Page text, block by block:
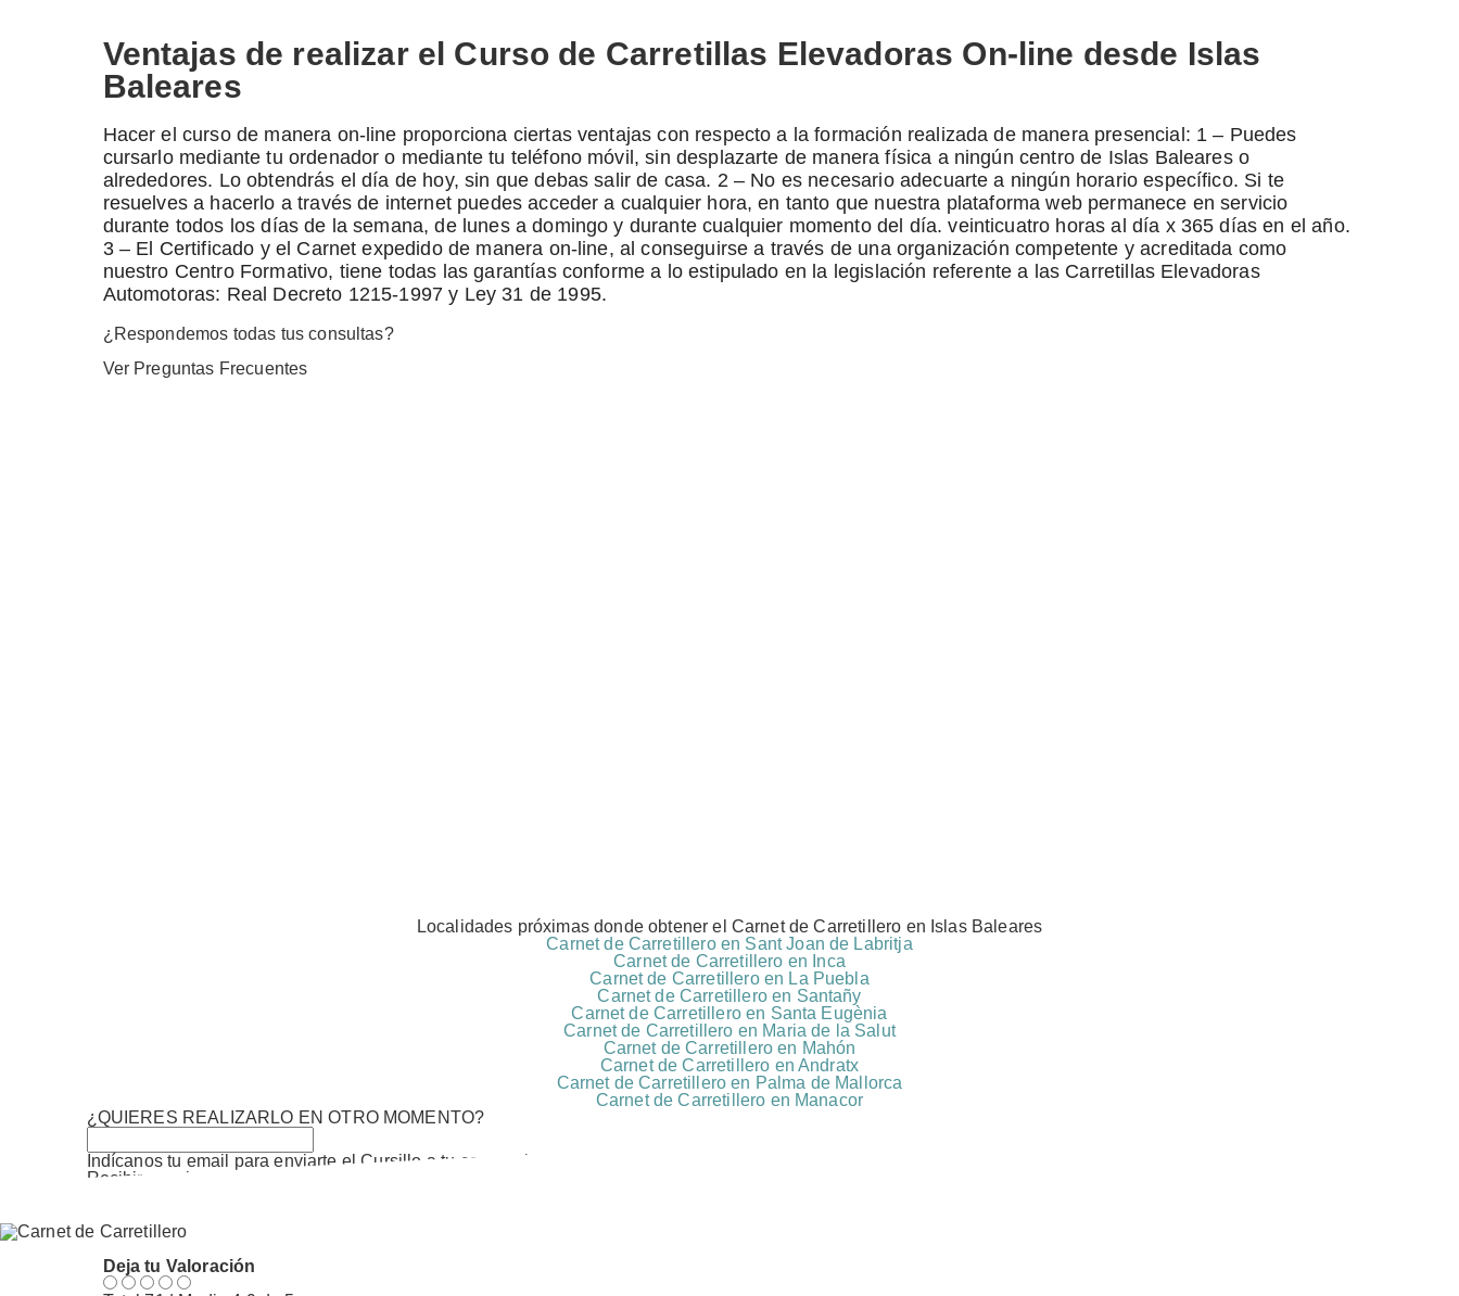
Ventajas de realizar el Curso de Carretillas Elevadoras On-line desde Islas
Baleares
Hacer el curso de manera on-line proporciona ciertas ventajas con respecto a la formación realizada de manera presencial: 1 – Puedes
cursarlo mediante tu ordenador o mediante tu teléfono móvil, sin desplazarte de manera física a ningún centro de Islas Baleares o
alrededores. Lo obtendrás el día de hoy, sin que debas salir de casa. 2 – No es necesario adecuarte a ningún horario específico. Si te
resuelves a hacerlo a través de internet puedes acceder a cualquier hora, en tanto que nuestra plataforma web permanece en servicio
durante todos los días de la semana, de lunes a domingo y durante cualquier momento del día. veinticuatro horas al día x 365 días en el año.
3 – El Certificado y el Carnet expedido de manera on-line, al conseguirse a través de una organización competente y acreditada como
nuestro Centro Formativo, tiene todas las garantías conforme a lo estipulado en la legislación referente a las Carretillas Elevadoras
Automotoras: Real Decreto 1215-1997 y Ley 31 de 1995.
¿Respondemos todas tus consultas?
Ver Preguntas Frecuentes
Localidades próximas donde obtener el Carnet de Carretillero en Islas Baleares
Carnet de Carretillero en Sant Joan de Labritja
Carnet de Carretillero en Inca
Carnet de Carretillero en La Puebla
Carnet de Carretillero en Santañy
Carnet de Carretillero en Santa Eugènia
Carnet de Carretillero en Maria de la Salut
Carnet de Carretillero en Mahón
Carnet de Carretillero en Andratx
Carnet de Carretillero en Palma de Mallorca
Carnet de Carretillero en Manacor
¿QUIERES REALIZARLO EN OTRO MOMENTO?
Indícanos tu email para enviarte el Cursillo a tu correo electrónico
Recibir en mi email
Deja tu Valoración